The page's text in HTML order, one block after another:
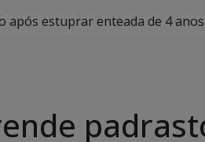
após estuprar enteada de 4 anos